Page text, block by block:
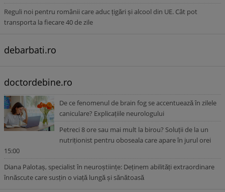
Reguli noi pentru românii care aduc țigări și alcool din UE. Cât pot
transporta la fiecare 40 de zile
debarbati.ro
doctordebine.ro
De ce fenomenul de brain fog se accentuează în zilele
caniculare? Explicațiile neurologului
Petreci 8 ore sau mai mult la birou? Soluții de la un
nutriționist pentru oboseala care apare în jurul orei
15:00
Diana Palotaș, specialist în neuroștiințe: Deținem abilități extraordinare
înnăscute care susțin o viață lungă și sănătoasă